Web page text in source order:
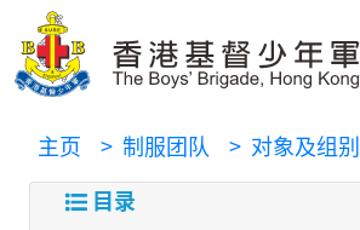
主页 > 制服团队 > 对象及组别
目录